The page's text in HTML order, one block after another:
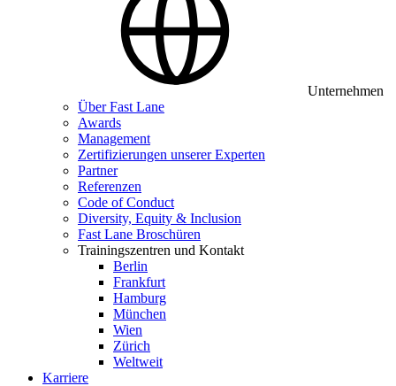
Unternehmen
Über Fast Lane
Awards
Management
Zertifizierungen unserer Experten
Partner
Referenzen
Code of Conduct
Diversity, Equity & Inclusion
Fast Lane Broschüren
Trainingszentren und Kontakt
Berlin
Frankfurt
Hamburg
München
Wien
Zürich
Weltweit
Karriere